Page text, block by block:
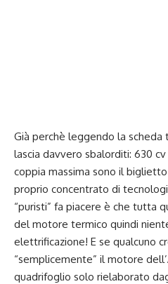
Già perchè leggendo la
lascia davvero sbalorditi: 630
coppia massima sono il
proprio concentrato di
“puristi” fa piacere è che tutta
del motore termico quindi
elettrificazione! E se qualcuno
“semplicemente” il motore
quadrifoglio solo rielaborato